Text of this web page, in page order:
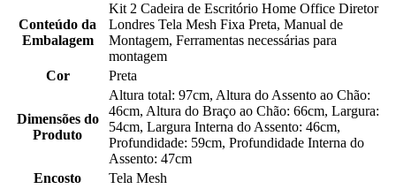
Conteúdo da
Embalagem
Kit 2 Cadeira de Escritório Home Office Diretor
Londres Tela Mesh Fixa Preta, Manual de
Montagem, Ferramentas necessárias para
montagem
Cor
Preta
Dimensões do
Produto
Altura total: 97cm, Altura do Assento ao Chão:
46cm, Altura do Braço ao Chão: 66cm, Largura:
54cm, Largura Interna do Assento: 46cm,
Profundidade: 59cm, Profundidade Interna do
Assento: 47cm
Encosto
Tela Mesh